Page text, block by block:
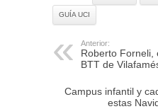
GUÍA UCI
Anterior:
Roberto Forneli,
BTT de
Campus infantil y
estas